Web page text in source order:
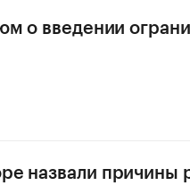
о введении
назвали причины